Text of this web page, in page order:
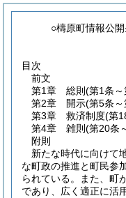
○檮原町情報公開
目次
前文
第1章
総則 (第1条～
第2章
開示(第5条
第3章
救済制度(第
第4章
雑則 (第20条
附則
新たな時代に向けて
な町政の推進と町民参
られている。また、町
であり、広く適正に活